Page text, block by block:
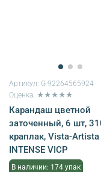
Артикул: G-92264565924
Оценка: ★★★★★
Карандаш цветной
заточенный, 6 шт,
краплак, Vista-Artista
INTENSE VICP
В наличии: 174 упак